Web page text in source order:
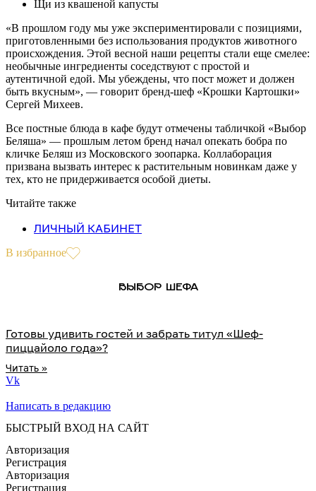
Щи из квашеной капусты
«В прошлом году мы уже экспериментировали с позициями,
приготовленными без использования продуктов животного
происхождения. Этой весной наши рецепты стали еще смелее:
необычные ингредиенты соседствуют с простой и
аутентичной едой. Мы убеждены, что пост может и должен
быть вкусным», — говорит бренд-шеф «Крошки Картошки»
Сергей Михеев.
Все постные блюда в кафе будут отмечены табличкой «Выбор
Беляша» — прошлым летом бренд начал опекать бобра по
кличке Беляш из Московского зоопарка. Коллаборация
призвана вызвать интерес к растительным новинкам даже у
тех, кто не придерживается особой диеты.
Читайте также
ЛИЧНЫЙ КАБИНЕТ
В избранное
Готовы удивить гостей и забрать титул «Шеф-
пиццайоло года»?
Читать »
Vk
Написать в редакцию
БЫСТРЫЙ ВХОД НА САЙТ
Авторизация
Регистрация
Авторизация
Регистрация